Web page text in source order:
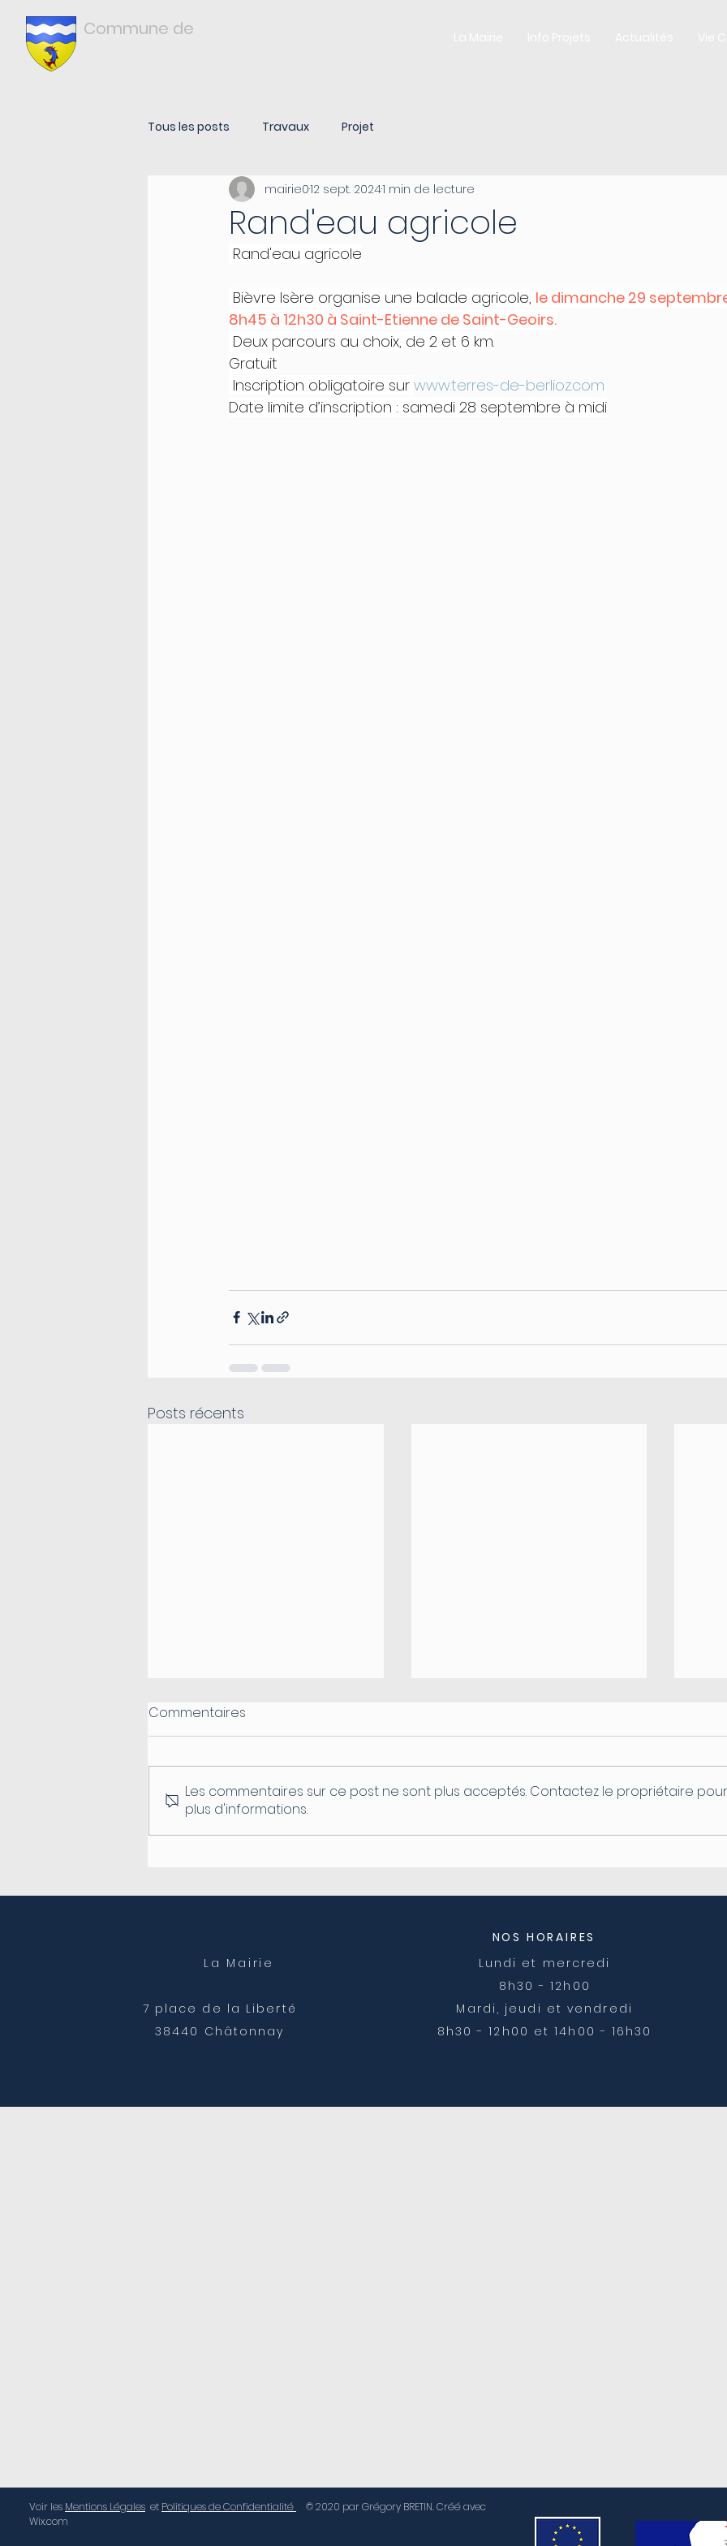
Commune de
Tous les posts Travaux Projet
Rand'eau agricole
mairie012 sept. 20241 min de lecture
Rand'eau agricole
Bièvre Isère organise une balade agricole, le dimanche 29
8h45 à 12h30 à Saint-Etienne de Saint-Geoirs.
Deux parcours au choix, de 2 et 6 km.
Gratuit
Inscription obligatoire sur www.terres-de-berlioz.com
Date limite d’inscription : samedi 28 septembre à midi
Posts récents
Fermeture du secrétariat
Coupure d'électricité le
Commentaires
Les commentaires sur ce post ne sont plus acceptés. Contactez le propriétaire pour
plus d'informations.
La Mairie
7 place de la Liberté
38440 Châtonnay
NOS HORAIRES
Lundi et mercredi
8h30 - 12h00
Mardi, jeudi et vendredi
8h30 - 12h00 et 14h00 - 16h30
Voir les Mentions Légales et Politiques de Confidentialité
© 2020 par Grégory BRETIN. Créé avec
Wix.com